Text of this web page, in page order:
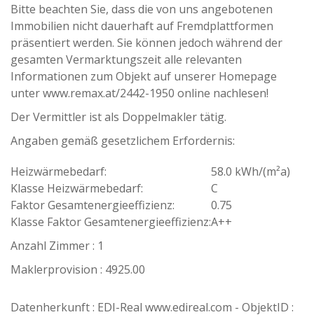
Bitte beachten Sie, dass die von uns angebotenen
Immobilien nicht dauerhaft auf Fremdplattformen
präsentiert werden. Sie können jedoch während der
gesamten Vermarktungszeit alle relevanten
Informationen zum Objekt auf unserer Homepage
unter www.remax.at/2442-1950 online nachlesen!
Der Vermittler ist als Doppelmakler tätig.
Angaben gemäß gesetzlichem Erfordernis:
Heizwärmebedarf:
58.0 kWh/(m²a)
Klasse Heizwärmebedarf:
C
Faktor Gesamtenergieeffizienz:
0.75
Klasse Faktor Gesamtenergieeffizienz:A++
Anzahl Zimmer : 1
Maklerprovision : 4925.00
Datenherkunft : EDI-Real www.edireal.com - ObjektID :